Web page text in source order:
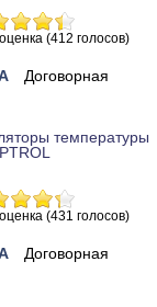
оценка (412 голосов)
Договорная
температуры
оценка (431 голосов)
Договорная